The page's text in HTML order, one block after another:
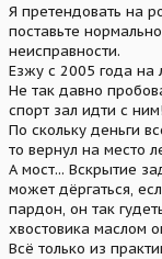
Я претендовать на
поставьте
неисправности.
Езжу с 2005 года на
Не так давно
спорт зал идти с ним!
По скольку деньги
то вернул на место
А мост... Вскрытие
может дёргаться,
пардон, он так
хвостовика маслом
Всё только из